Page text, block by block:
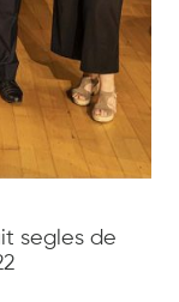
segles de